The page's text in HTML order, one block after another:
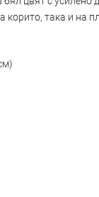
така и на